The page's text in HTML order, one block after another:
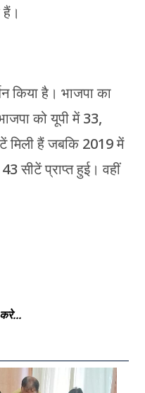
किया है। भाजपा का
को यूपी में 33,
मिली हैं जबकि 2019 में
सीटें प्राप्त हुई। वहीं